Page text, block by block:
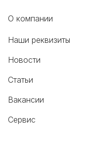
О компании
Наши реквизиты
Новости
Статьи
Вакансии
Сервис